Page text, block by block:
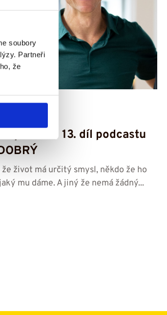
soubory
Partneři
že
život – 13. díl podcastu
život má určitý smysl, někdo že ho
mu dáme. A jiný že nemá žádný...